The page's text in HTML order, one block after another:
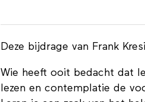
Deze bijdrage van Frank
Wie heeft ooit bedacht dat
lezen en contemplatie de